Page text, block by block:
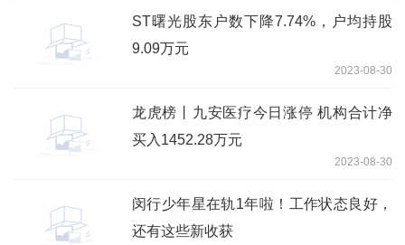
ST曙光股东户数下降7.74%，户均持股
9.09万元
2023-08-30
龙虎榜丨九安医疗今日涨停 机构合计净
买入1452.28万元
2023-08-30
闵行少年星在轨1年啦！工作状态良好，
还有这些新收获